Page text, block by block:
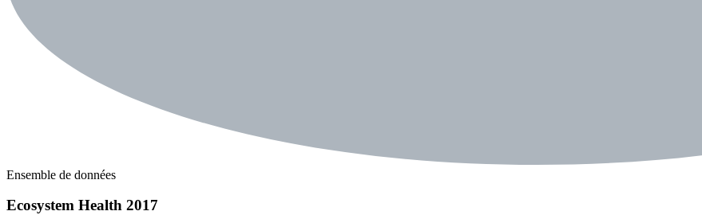
Ensemble de données
Ecosystem Health 2017